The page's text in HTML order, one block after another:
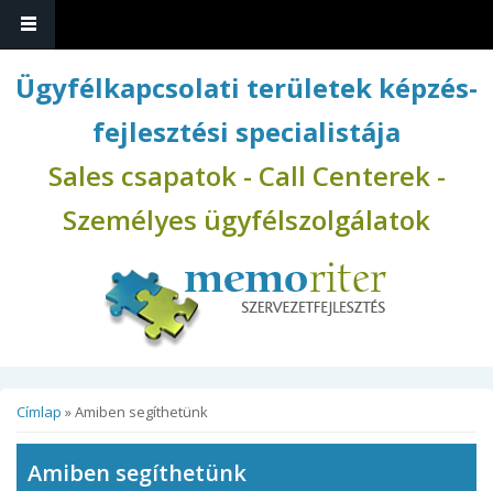
Ügyfélkapcsolati területek képzés-
fejlesztési specialistája
Sales csapatok - Call Centerek -
Személyes ügyfélszolgálatok
Jelenlegi hely
Címlap » Amiben segíthetünk
Amiben segíthetünk